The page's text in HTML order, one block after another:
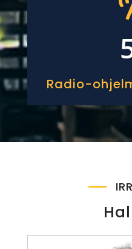
Radio-